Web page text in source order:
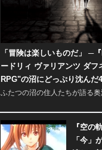
「冒険は楽しいものだ」 ─
ードリィ ヴァリアンツ ダフ
RPG"の沼にどっぷり沈んだ
ふたつの沼の住人たちが語る奥
『空の
「今」